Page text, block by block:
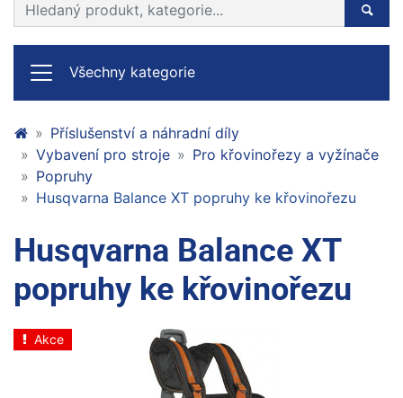
Všechny kategorie
Příslušenství a náhradní díly
Vybavení pro stroje
Pro křovinořezy a vyžínače
Popruhy
Husqvarna Balance XT popruhy ke křovinořezu
Husqvarna Balance XT
popruhy ke křovinořezu
Akce